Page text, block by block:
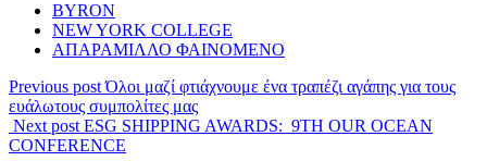
BYRON
NEW YORK COLLEGE
ΑΠΑΡΑΜΙΛΛΟ ΦΑΙΝΟΜΕΝΟ
Previous post Όλοι μαζί φτιάχνουμε ένα τραπέζι αγάπης για τους
ευάλωτους συμπολίτες μας
Next post ESG SHIPPING AWARDS: 9TH OUR OCEAN
CONFERENCE